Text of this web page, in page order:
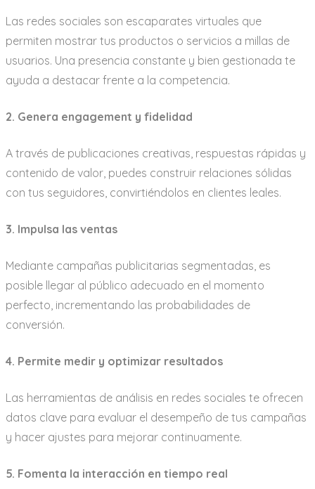
Las redes sociales son escaparates virtuales que
permiten mostrar tus productos o servicios a millas de
usuarios. Una presencia constante y bien gestionada te
ayuda a destacar frente a la competencia.
2. Genera engagement y fidelidad
A través de publicaciones creativas, respuestas rápidas y
contenido de valor, puedes construir relaciones sólidas
con tus seguidores, convirtiéndolos en clientes leales.
3. Impulsa las ventas
Mediante campañas publicitarias segmentadas, es
posible llegar al público adecuado en el momento
perfecto, incrementando las probabilidades de
conversión.
4. Permite medir y optimizar resultados
Las herramientas de análisis en redes sociales te ofrecen
datos clave para evaluar el desempeño de tus campañas
y hacer ajustes para mejorar continuamente.
5. Fomenta la interacción en tiempo real